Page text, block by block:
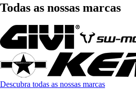
Todas as nossas marcas
Descubra todas as nossas marcas